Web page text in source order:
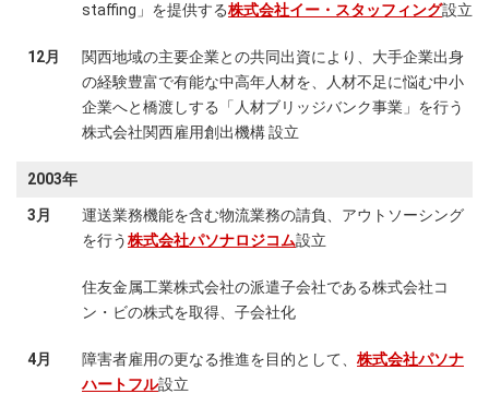
staffing」を提供する株式会社イー・スタッフィング設立
12月
関西地域の主要企業との共同出資により、大手企業出身
の経験豊富で有能な中高年人材を、人材不足に悩む中小
企業へと橋渡しする「人材ブリッジバンク事業」を行う
株式会社関西雇用創出機構 設立
2003年
3月
運送業務機能を含む物流業務の請負、アウトソーシング
を行う株式会社パソナロジコム設立
住友金属工業株式会社の派遣子会社である株式会社コ
ン・ビの株式を取得、子会社化
4月 障害者雇用の更なる推進を目的として、 株式会社パソナ
ハートフル設立